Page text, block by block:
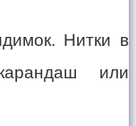
Нитки в
или